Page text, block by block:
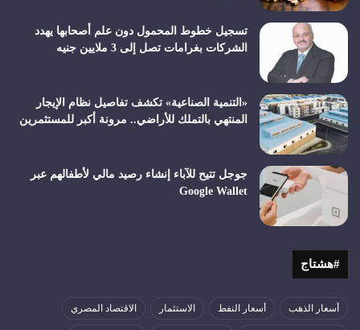
تسجيل خطوط المحمول دون علم أصحابها يهدد
الشركات بغرامات تصل إلى 3 ملايين جنيه
«التنمية الصناعية» تكشف تفاصيل نظام الإيجار
المنتهي بالتملك للأراضي.. مرونة أكبر للمستثمرين
جوجل تتيح للآباء إنشاء رصيد مالي لأطفالهم عبر
Google Wallet
#هشتاج
أسعار الذهب أسعار النفط الاستثمار الاقتصاد المصري